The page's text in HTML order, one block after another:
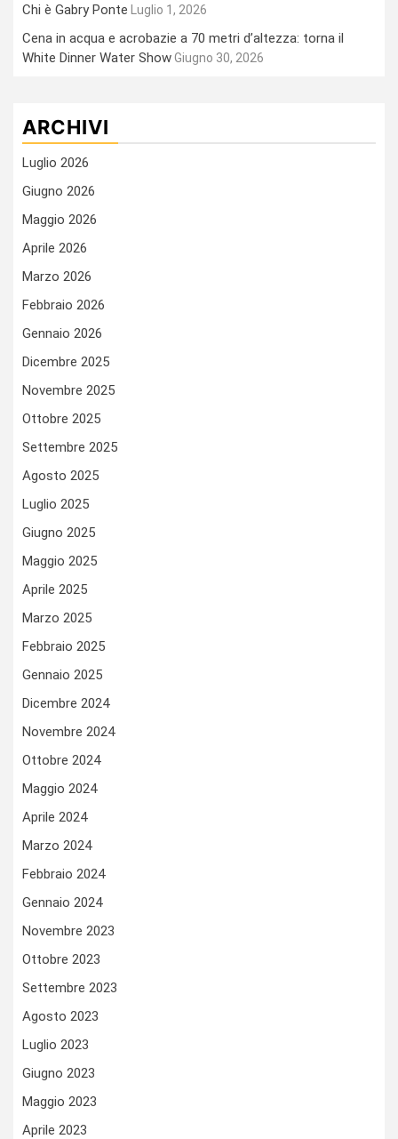
Chi è Gabry Ponte Luglio 1, 2026
Cena in acqua e acrobazie a 70 metri d’altezza: torna il
White Dinner Water ShowGiugno 30, 2026
ARCHIVI
Luglio 2026
Giugno 2026
Maggio 2026
Aprile 2026
Marzo 2026
Febbraio 2026
Gennaio 2026
Dicembre 2025
Novembre 2025
Ottobre 2025
Settembre 2025
Agosto 2025
Luglio 2025
Giugno 2025
Maggio 2025
Aprile 2025
Marzo 2025
Febbraio 2025
Gennaio 2025
Dicembre 2024
Novembre 2024
Ottobre 2024
Maggio 2024
Aprile 2024
Marzo 2024
Febbraio 2024
Gennaio 2024
Novembre 2023
Ottobre 2023
Settembre 2023
Agosto 2023
Luglio 2023
Giugno 2023
Maggio 2023
Aprile 2023